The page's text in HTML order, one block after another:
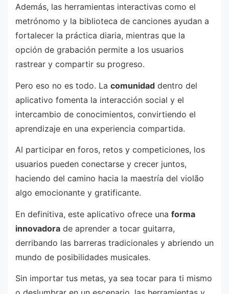
Además, las herramientas interactivas como el
metrónomo y la biblioteca de canciones ayudan a
fortalecer la práctica diaria, mientras que la
opción de grabación permite a los usuarios
rastrear y compartir su progreso.
Pero eso no es todo. La comunidad dentro del
aplicativo fomenta la interacción social y el
intercambio de conocimientos, convirtiendo el
aprendizaje en una experiencia compartida.
Al participar en foros, retos y competiciones, los
usuarios pueden conectarse y crecer juntos,
haciendo del camino hacia la maestría del violão
algo emocionante y gratificante.
En definitiva, este aplicativo ofrece una forma
innovadora de aprender a tocar guitarra,
derribando las barreras tradicionales y abriendo un
mundo de posibilidades musicales.
Sin importar tus metas, ya sea tocar para ti mismo